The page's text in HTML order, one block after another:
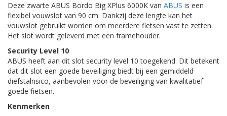
Deze zwarte ABUS Bordo Big XPlus 6000K van ABUS is een
flexibel vouwslot van 90 cm. Dankzij deze lengte kan het
vouwslot gebruikt worden om meerdere fietsen vast te zetten.
Het slot wordt geleverd met een framehouder.
Security Level 10
ABUS heeft aan dit slot security level 10 toegekend. Dit betekent
dat dit slot een goede beveiliging biedt bij een gemiddeld
diefstalrisico, aanbevolen voor de beveiliging van kwalitatief
goede fietsen.
Kenmerken